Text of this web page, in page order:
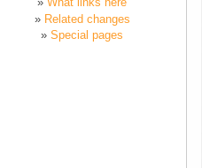
Related changes
Special pages